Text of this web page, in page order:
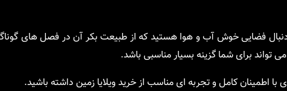
فضایی خوش آب و هوا هستید که از طبیعت بکر آن در فصل های
تواند برای شما گزینه بسیار مناسبی باشد.
اطمینان کامل و تجربه ای مناسب از خرید ویلایا زمین داشته باشید.